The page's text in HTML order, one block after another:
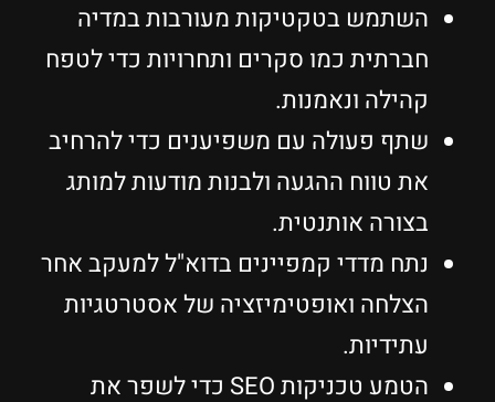
השתמש בטקטיקות מעורבות במדיה
חברתית כמו סקרים ותחרויות כדי לטפח
קהילה ונאמנות.
שתף פעולה עם משפיענים כדי להרחיב
את טווח ההגעה ולבנות מודעות למותג
בצורה אותנטית.
נתח מדדי קמפיינים בדוא"ל למעקב אחר
הצלחה ואופטימיזציה של אסטרטגיות
עתידיות.
הטמע טכניקות SEO כדי לשפר את